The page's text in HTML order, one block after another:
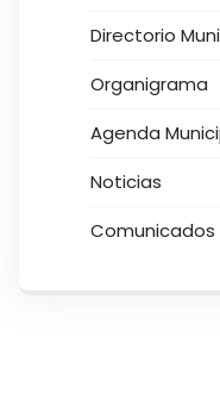
Directorio
Organigrama
Agenda
Noticias
Comunicados